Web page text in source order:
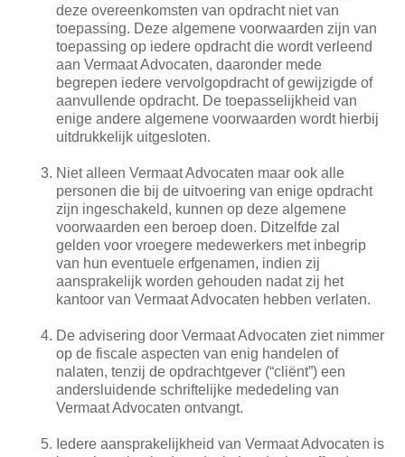
deze overeenkomsten van opdracht niet van
toepassing. Deze algemene voorwaarden zijn van
toepassing op iedere opdracht die wordt verleend
aan Vermaat Advocaten, daaronder mede
begrepen iedere vervolgopdracht of gewijzigde of
aanvullende opdracht. De toepasselijkheid van
enige andere algemene voorwaarden wordt hierbij
uitdrukkelijk uitgesloten.
Niet alleen Vermaat Advocaten maar ook alle
personen die bij de uitvoering van enige opdracht
zijn ingeschakeld, kunnen op deze algemene
voorwaarden een beroep doen. Ditzelfde zal
gelden voor vroegere medewerkers met inbegrip
van hun eventuele erfgenamen, indien zij
aansprakelijk worden gehouden nadat zij het
kantoor van Vermaat Advocaten hebben verlaten.
De advisering door Vermaat Advocaten ziet nimmer
op de fiscale aspecten van enig handelen of
nalaten, tenzij de opdrachtgever (“cliënt”) een
andersluidende schriftelijke mededeling van
Vermaat Advocaten ontvangt.
Iedere aansprakelijkheid van Vermaat Advocaten is